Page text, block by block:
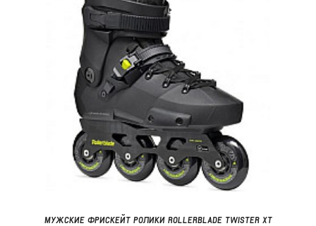
МУЖСКИЕ ФРИСКЕЙТ РОЛИКИ ROLLERBLADE TWISTER XT